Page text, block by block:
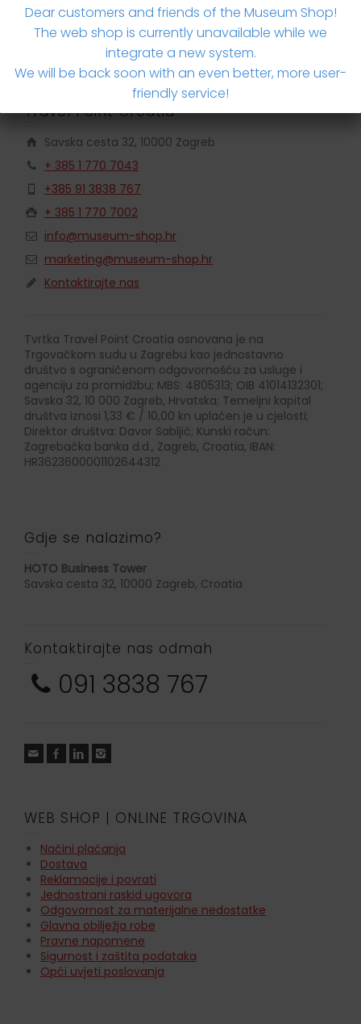
Travel Point Croatia
Savska cesta 32, 10000 Zagreb
+ 385 1 770 7043
+385 91 3838 767
+ 385 1 770 7002
info@museum-shop.hr
marketing@museum-shop.hr
Kontaktirajte nas
Tvrtka Travel Point Croatia osnovana je na
Trgovačkom sudu u Zagrebu kao jednostavno
društvo s ograničenom odgovornošću za usluge i
agenciju za promidžbu; MBS: 4805313; OIB 41014132301;
Savska 32, 10 000 Zagreb, Hrvatska; Temeljni kapital
društva iznosi 1,33 € / 10,00 kn uplaćen je u cjelosti;
Direktor društva: Davor Sabljić; Kunski račun:
Zagrebačka banka d.d., Zagreb, Croatia, IBAN:
HR3623600001102644312
Gdje se nalazimo?
HOTO Business Tower
Savska cesta 32, 10000 Zagreb, Croatia
Kontaktirajte nas odmah
091 3838 767
WEB SHOP | ONLINE TRGOVINA
Načini plaćanja
Dostava
Reklamacije i povrati
Jednostrani raskid ugovora
Odgovornost za materijalne nedostatke
Glavna obilježja robe
Pravne napomene
Sigurnost i zaštita podataka
Opći uvjeti poslovanja
Dear customers and friends of the Museum Shop!
The web shop is currently unavailable while we
integrate a new system.
We will be back soon with an even better, more user-
friendly service!